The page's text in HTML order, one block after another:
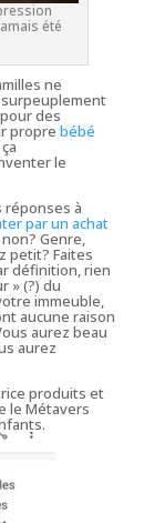
été
ne
des
propre bébé
le
réponses à
par un achat
Genre,
petit? Faites
définition, rien
» (?) du
immeuble,
aucune raison
aurez beau
aurez
produits et
le Métavers
.